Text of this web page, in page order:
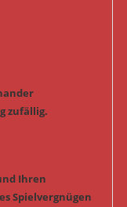
zufällig.
Ihren
Spielvergnügen